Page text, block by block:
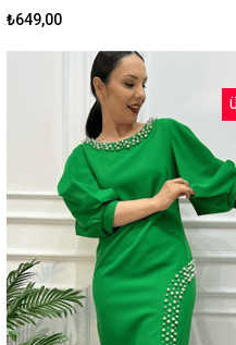
₺649,00